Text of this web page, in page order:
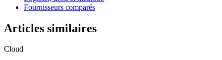
Fournisseurs comparés
Articles similaires
Cloud